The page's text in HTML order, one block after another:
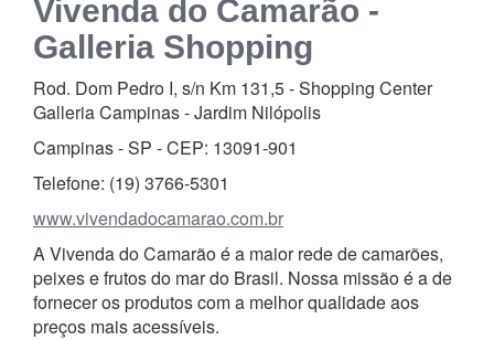
Vivenda do Camarão -
Galleria Shopping
Rod. Dom Pedro I, s/n Km 131,5 - Shopping Center
Galleria Campinas-Jardim Nilópolis
Campinas - SP - CEP: 13091-901
Telefone: (19) 3766-5301
www.vivendadocamarao.com.br
A Vivenda do Camarão é a maior rede de camarões,
peixes e frutos do mar do Brasil. Nossa missão é a de
fornecer os produtos com a melhor qualidade aos
preços mais acessíveis.